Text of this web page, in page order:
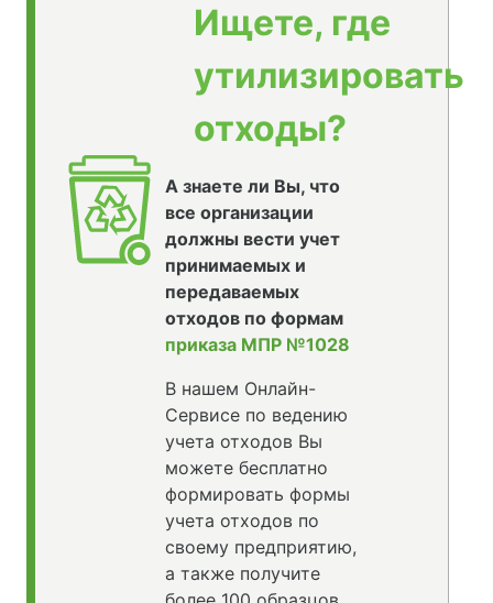
Ищете, где
утилизировать
отходы?
А знаете ли Вы, что
все организации
должны вести учет
принимаемых и
передаваемых
отходов по формам
приказа МПР №1028
В нашем Онлайн-
Сервисе по ведению
учета отходов Вы
можете бесплатно
формировать формы
учета отходов по
своему предприятию,
а также получите